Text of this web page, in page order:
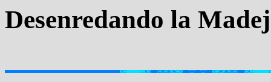
Desenredando la